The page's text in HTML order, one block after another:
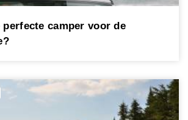
perfecte camper voor de